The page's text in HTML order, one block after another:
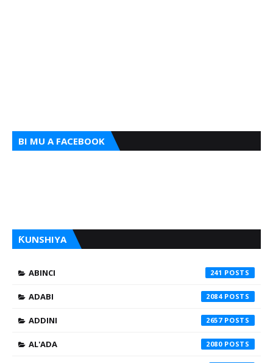
BI MU A FACEBOOK
ƘUNSHIYA
ABINCI 241
ADABI 2084
ADDINI 2657
AL'ADA 2080